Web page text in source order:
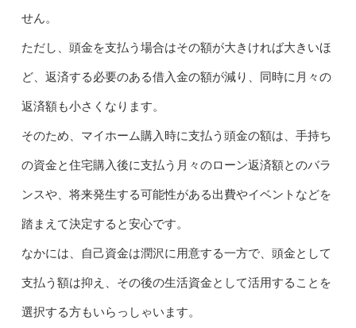
せん。
ただし、頭金を支払う場合はその額が大きければ大きいほ
ど、返済する必要のある借入金の額が減り、同時に月々の
返済額も小さくなります。
そのため、マイホーム購入時に支払う頭金の額は、手持ち
の資金と住宅購入後に支払う月々のローン返済額とのバラ
ンスや、将来発生する可能性がある出費やイベントなどを
踏まえて決定すると安心です。
なかには、自己資金は潤沢に用意する一方で、頭金として
支払う額は抑え、その後の生活資金として活用することを
選択する方もいらっしゃいます。